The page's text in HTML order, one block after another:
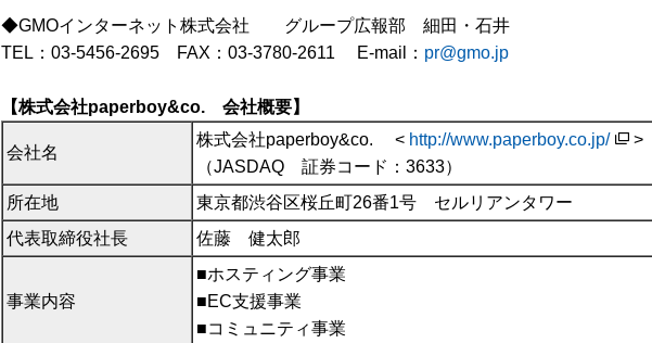
◆GMOインターネット株式会社 グループ広報部 細田・石井
TEL：03-5456-2695 FAX：03-3780-2611 E-mail： pr@gmo.jp
【株式会社paperboy&co. 会社概要】
会社名
株式会社paperboy&co. < http://www.paperboy.co.jp/
>
（JASDAQ 証券コード：3633）
所在地
東京都渋谷区桜丘町26番1号 セルリアンタワー
代表取締役社長
佐藤 健太郎
事業内容
■ホスティング事業
■EC支援事業
■コミュニティ事業